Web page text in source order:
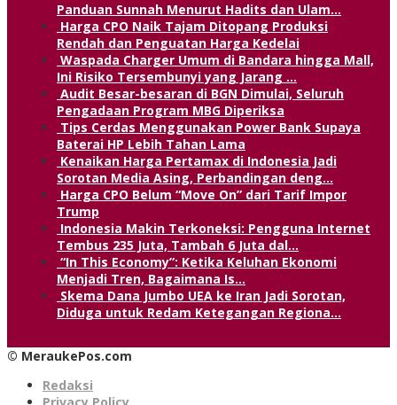
Panduan Sunnah Menurut Hadits dan Ulam…
Harga CPO Naik Tajam Ditopang Produksi
Rendah dan Penguatan Harga Kedelai
Waspada Charger Umum di Bandara hingga Mall,
Ini Risiko Tersembunyi yang Jarang …
Audit Besar-besaran di BGN Dimulai, Seluruh
Pengadaan Program MBG Diperiksa
Tips Cerdas Menggunakan Power Bank Supaya
Baterai HP Lebih Tahan Lama
Kenaikan Harga Pertamax di Indonesia Jadi
Sorotan Media Asing, Perbandingan deng…
Harga CPO Belum “Move On” dari Tarif Impor
Trump
Indonesia Makin Terkoneksi: Pengguna Internet
Tembus 235 Juta, Tambah 6 Juta dal…
“In This Economy”: Ketika Keluhan Ekonomi
Menjadi Tren, Bagaimana Is…
Skema Dana Jumbo UEA ke Iran Jadi Sorotan,
Diduga untuk Redam Ketegangan Regiona…
© MeraukePos.com
Redaksi